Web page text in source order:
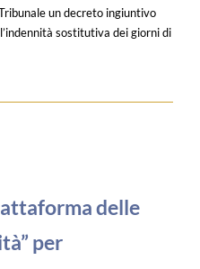
un decreto ingiuntivo
sostitutiva dei giorni di
delle
per